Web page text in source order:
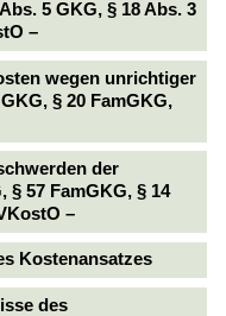
5 GKG, § 18 Abs. 3
–
wegen unrichtiger
§ 20 FamGKG,
der
§ 57 FamGKG, § 14
–
Kostenansatzes
des